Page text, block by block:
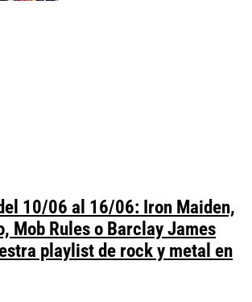
10/06 al 16/06: Iron Maiden,
Mob Rules o Barclay James
playlist de rock y metal en